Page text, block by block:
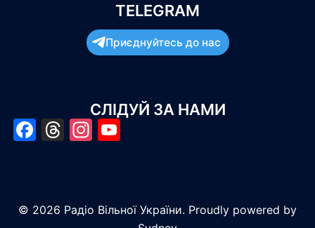
TELEGRAM
Приєднуйтесь до нас
СЛІДУЙ ЗА НАМИ
Facebook
Threads
Instagram
© 2026 Радіо Вільної України. Proudly powered by